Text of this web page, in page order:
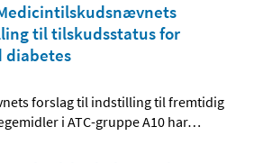
til tilskudsstatus for
diabetes
forslag til indstilling til fremtidig
i ATC-gruppe A10 har…